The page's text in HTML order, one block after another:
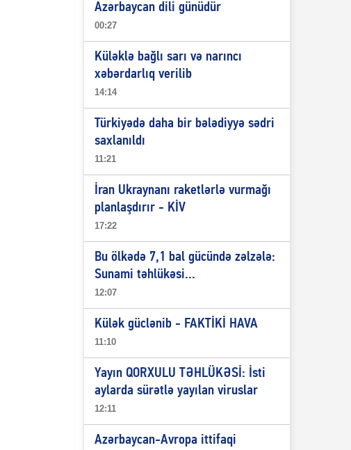
Azərbaycan dili günüdür
00:27
Küləklə bağlı sarı və narıncı
xəbərdarlıq verilib
14:14
Türkiyədə daha bir bələdiyyə sədri
saxlanıldı
11:21
İran Ukraynanı raketlərlə vurmağı
planlaşdırır - KİV
17:22
Bu ölkədə 7,1 bal gücündə zəlzələ:
Sunami təhlükəsi...
12:07
Külək güclənib - FAKTİKİ HAVA
11:10
Yayın QORXULU TƏHLÜKƏSİ: İsti
aylarda sürətlə yayılan viruslar
12:11
Azərbaycan-Avropa ittifaqi